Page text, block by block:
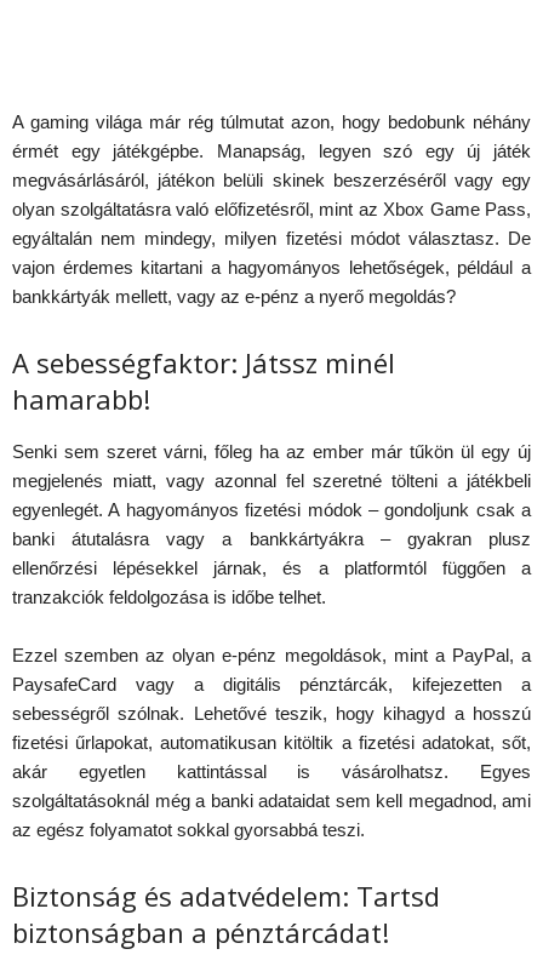
A gaming világa már rég túlmutat azon, hogy bedobunk néhány
érmét egy játékgépbe. Manapság, legyen szó egy új játék
megvásárlásáról, játékon belüli skinek beszerzéséről vagy egy
olyan szolgáltatásra való előfizetésről, mint az Xbox Game Pass,
egyáltalán nem mindegy, milyen fizetési módot választasz. De
vajon érdemes kitartani a hagyományos lehetőségek, például a
bankkártyák mellett, vagy az e-pénz a nyerő megoldás?
A sebességfaktor: Játssz minél
hamarabb!
Senki sem szeret várni, főleg ha az ember már tűkön ül egy új
megjelenés miatt, vagy azonnal fel szeretné tölteni a játékbeli
egyenlegét. A hagyományos fizetési módok – gondoljunk csak a
banki átutalásra vagy a bankkártyákra – gyakran plusz
ellenőrzési lépésekkel járnak, és a platformtól függően a
tranzakciók feldolgozása is időbe telhet.
Ezzel szemben az olyan e-pénz megoldások, mint a PayPal, a
PaysafeCard vagy a digitális pénztárcák, kifejezetten a
sebességről szólnak. Lehetővé teszik, hogy kihagyd a hosszú
fizetési űrlapokat, automatikusan kitöltik a fizetési adatokat, sőt,
akár egyetlen kattintással is vásárolhatsz. Egyes
szolgáltatásoknál még a banki adataidat sem kell megadnod, ami
az egész folyamatot sokkal gyorsabbá teszi.
Biztonság és adatvédelem: Tartsd
biztonságban a pénztárcádat!